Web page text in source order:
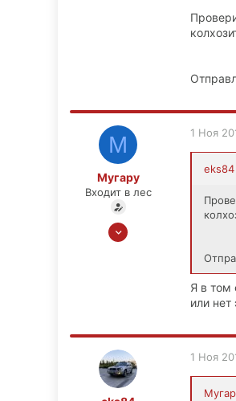
М
Мугару
Входит в лес
1 Ноя 2019
1 Ноя
eks84
Я в том
или нет
1 Ноя